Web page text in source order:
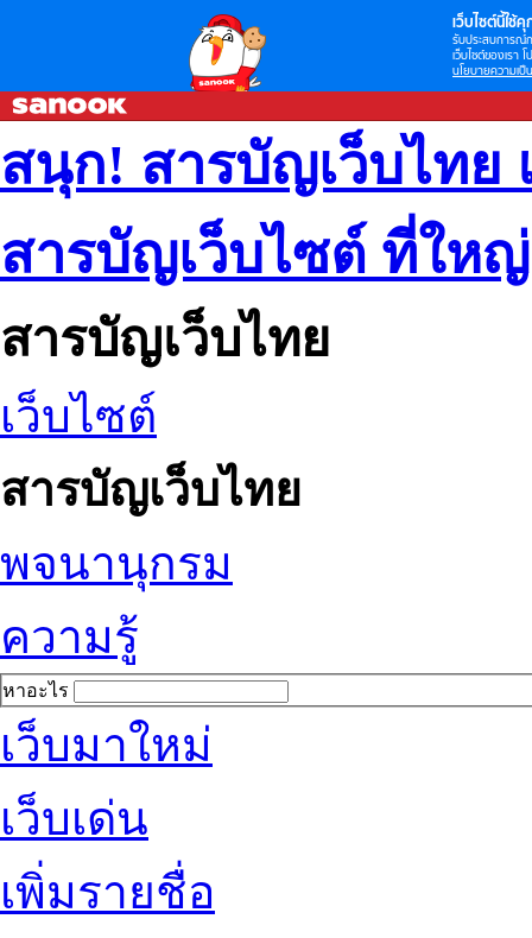
เว็บไซต์นี้ใช้คุ
รับประสบการณ์
เว็บไซต์ของเรา
นโยบายความเป็
สนุก! สารบัญเว็บไทย
สารบัญเว็บไซต์ ที่ให
สารบัญเว็บไทย
เว็บไซต์
สารบัญเว็บไทย
พจนานุกรม
ความรู้
หาอะไร
เว็บมาใหม่
เว็บเด่น
เพิ่มรายชื่อ